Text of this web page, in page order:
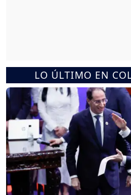
LO ÚLTIMO EN